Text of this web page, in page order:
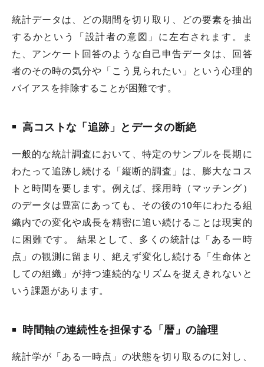
統計データは、どの期間を切り取り、どの要素を抽出
するかという「設計者の意図」に左右されます。ま
た、アンケート回答のような自己申告データは、回答
者のその時の気分や「こう見られたい」という心理的
バイアスを排除することが困難です。
高コストな「追跡」とデータの断絶
一般的な統計調査において、特定のサンプルを長期に
わたって追跡し続ける「縦断的調査」は、膨大なコス
トと時間を要します。例えば、採用時（マッチング）
のデータは豊富にあっても、その後の10年にわたる組
織内での変化や成長を精密に追い続けることは現実的
に困難です。 結果として、多くの統計は「ある一時
点」の観測に留まり、絶えず変化し続ける「生命体と
しての組織」が持つ連続的なリズムを捉えきれないと
いう課題があります。
時間軸の連続性を担保する「暦」の論理
統計学が「ある一時点」の状態を切り取るのに対し、